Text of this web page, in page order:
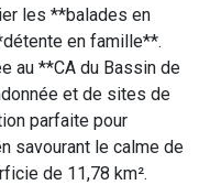
les **balades en
en famille**.
au **CA du Bassin de
et de sites de
parfaite pour
savourant le calme de
de 11,78 km².